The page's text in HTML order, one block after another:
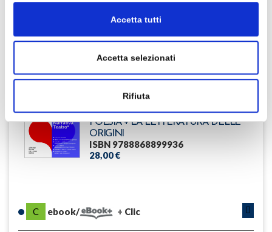
Accetta tutti
Accetta selezionati
Rifiuta
ISBN 9788868899929
C.Carmina
IO, LE PAROLE E IL MONDO -
POESIA + LA LETTERATURA DELLE
ORIGINI
ISBN 9788868899936
28,00 €
C ebook/ Clic